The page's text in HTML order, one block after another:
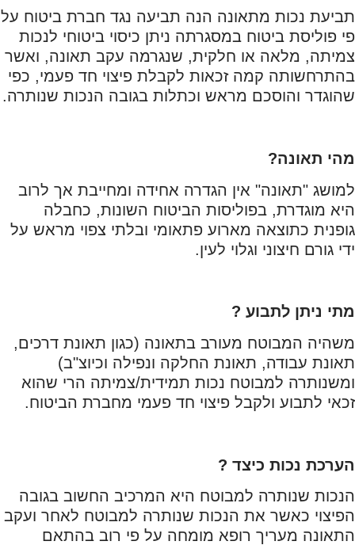
תביעת נכות מתאונה הנה תביעה נגד חברת ביטוח על
פי פוליסת ביטוח במסגרתה ניתן כיסוי ביטוחי לנכות
צמיתה, מלאה או חלקית, שנגרמה עקב תאונה, ואשר
בהתרחשותה קמה זכאות לקבלת פיצוי חד פעמי, כפי
שהוגדר והוסכם מראש וכתלות בגובה הנכות שנותרה.
מהי תאונה?
למושג "תאונה" אין הגדרה אחידה ומחייבת אך לרוב
היא מוגדרת, בפוליסות הביטוח השונות, כחבלה
גופנית כתוצאה מארוע פתאומי ובלתי צפוי מראש על
ידי גורם חיצוני וגלוי לעין.
מתי ניתן לתבוע ?
משהיה המבוטח מעורב בתאונה (כגון תאונת דרכים,
תאונת עבודה, תאונת החלקה ונפילה וכיוצ"ב)
ומשנותרה למבוטח נכות תמידית/צמיתה הרי שהוא
זכאי לתבוע ולקבל פיצוי חד פעמי מחברת הביטוח.
הערכת נכות כיצד ?
הנכות שנותרה למבוטח היא המרכיב החשוב בגובה
הפיצוי כאשר את הנכות שנותרה למבוטח לאחר ועקב
התאונה מעריך רופא מומחה על פי רוב בהתאם